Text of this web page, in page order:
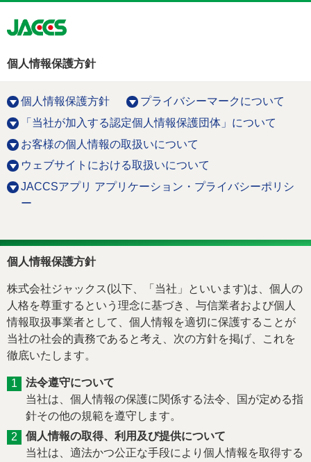
個人情報保護方針
個人情報保護方針
プライバシーマークについて
「当社が加入する認定個人情報保護団体」について
お客様の個人情報の取扱いについて
ウェブサイトにおける取扱いについて
JACCSアプリ アプリケーション・プライバシーポリシ
ー
個人情報保護方針
株式会社ジャックス(以下、「当社」といいます)は、個人の
人格を尊重するという理念に基づき、与信業者および個人
情報取扱事業者として、個人情報を適切に保護することが
当社の社会的責務であると考え、次の方針を掲げ、これを
徹底いたします。
法令遵守について
当社は、個人情報の保護に関係する法令、国が定める指
針その他の規範を遵守します。
個人情報の取得、利用及び提供について
当社は、適法かつ公正な手段により個人情報を取得する